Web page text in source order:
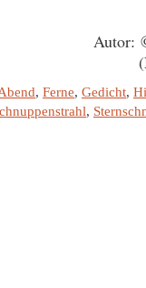
Autor:
, Ferne, Gedicht,
,